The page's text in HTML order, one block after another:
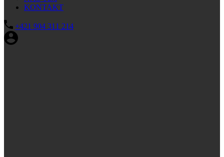
KONTAKT
+421 904 311 214